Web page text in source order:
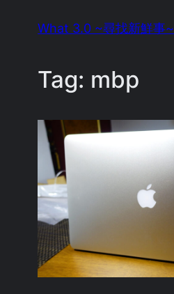
What 3.0 ~尋找新鮮事~
Tag: mbp